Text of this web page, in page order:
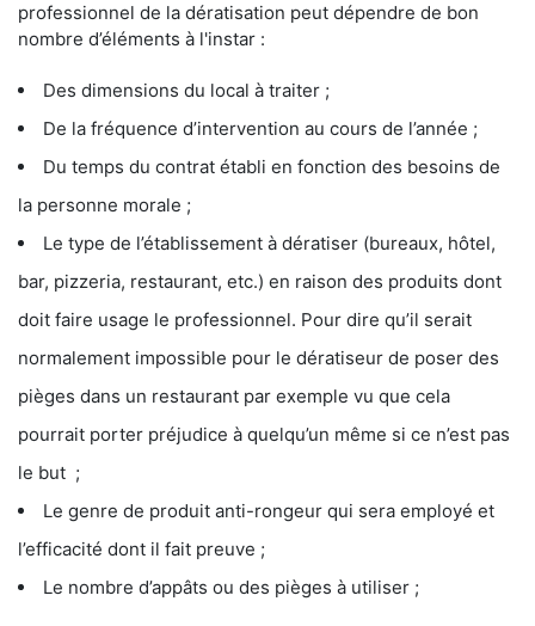
professionnel de la dératisation peut dépendre de bon
nombre d’éléments à l'instar :
Des dimensions du local à traiter ;
De la fréquence d’intervention au cours de l’année ;
Du temps du contrat établi en fonction des besoins de
la personne morale ;
Le type de l’établissement à dératiser (bureaux, hôtel,
bar, pizzeria, restaurant, etc.) en raison des produits dont
doit faire usage le professionnel. Pour dire qu’il serait
normalement impossible pour le dératiseur de poser des
pièges dans un restaurant par exemple vu que cela
pourrait porter préjudice à quelqu’un même si ce n’est pas
le but ;
Le genre de produit anti-rongeur qui sera employé et
l’efficacité dont il fait preuve ;
Le nombre d’appâts ou des pièges à utiliser ;